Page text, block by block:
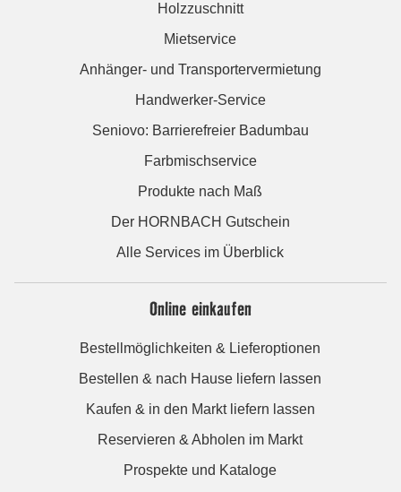
Holzzuschnitt
Mietservice
Anhänger- und Transportervermietung
Handwerker-Service
Seniovo: Barrierefreier Badumbau
Farbmischservice
Produkte nach Maß
Der HORNBACH Gutschein
Alle Services im Überblick
Online einkaufen
Bestellmöglichkeiten & Lieferoptionen
Bestellen & nach Hause liefern lassen
Kaufen & in den Markt liefern lassen
Reservieren & Abholen im Markt
Prospekte und Kataloge